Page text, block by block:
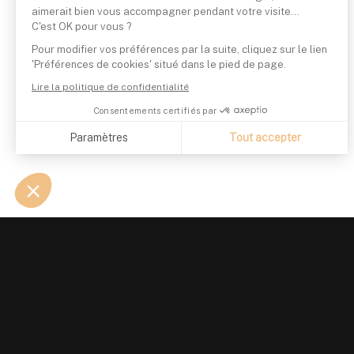
aimerait bien vous accompagner pendant votre visite...
C'est OK pour vous ?
Pour modifier vos préférences par la suite, cliquez sur le lien
'Préférences de cookies' situé dans le pied de page.
Lire la politique de confidentialité
Consentements certifiés par
Paramètres Tout accepter
Notre plateforme vous permet d'adapter et de gérer vos